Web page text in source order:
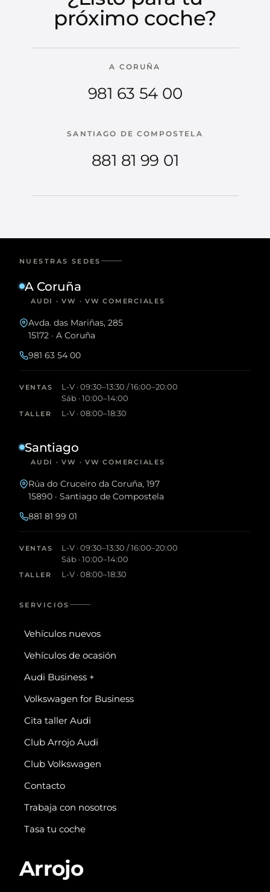
próximo coche?
A CORUÑA
981 63 54 00
SANTIAGO DE COMPOSTELA
881 81 99 01
NUESTRAS SEDES
A Coruña
AUDI · VW · VW COMERCIALES
Avda. das Mariñas, 285
15172 · A Coruña
981 63 54 00
VENTAS
L-V · 09:30–13:30 / 16:00–20:00
Sáb · 10:00–14:00
TALLER L-V · 08:00–18:30
Santiago
AUDI · VW · VW COMERCIALES
Rúa do Cruceiro da Coruña, 197
15890 · Santiago de Compostela
881 81 99 01
VENTAS
L-V · 09:30–13:30 / 16:00–20:00
Sáb · 10:00–14:00
TALLER L-V · 08:00–18:30
SERVICIOS
Vehículos nuevos
Vehículos de ocasión
Audi Business +
Volkswagen for Business
Cita taller Audi
Club Arrojo Audi
Club Volkswagen
Contacto
Trabaja con nosotros
Tasa tu coche
Arrojo